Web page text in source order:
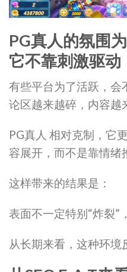
PG真人的氛围
它不靠刺激驱动
有些平台为了活跃，会
论区越来越碎，内容越
PG真人 相对克制，它
容展开，而不是靠情绪
这样带来的结果是：
表面不一定特别“炸裂”
从长期来看，这种环境